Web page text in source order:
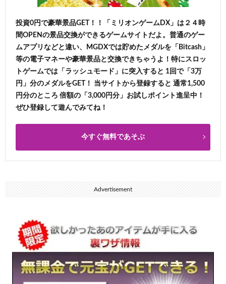
投資0円で豪華景品GET！！「ミリオンゲームDX」は２４時
間OPENの景品交換ができるゲームサイトだよ。普通のゲー
ムアプリなどと違い、MGDXでは貯めたメダルを「Bitcash」
等の電子マネーや豪華景品と交換できちゃうよ！特にスロッ
トゲームでは「ラッシュモード」に突入すると 1回で「3万
円」分のメダルをGET！ 当サイトから登録すると 通常1,500
円分のところ 倍額の「3,000円分」お試しポイント進呈中！
ぜひ登録して遊んでみてね！
今すぐ無料であそぶ
Advertisement